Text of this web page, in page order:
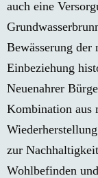
auch eine
Bewässerung der
Einbeziehung
Neuenahrer
Kombination aus
zur
Wohlbefinden